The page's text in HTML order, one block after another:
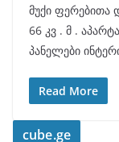
მუქი ფერებითა
66 კვ . მ .
პანელები
Read More
cube.ge